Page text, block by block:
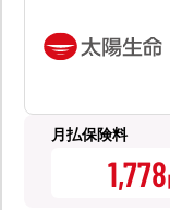
月払保険料
1,778